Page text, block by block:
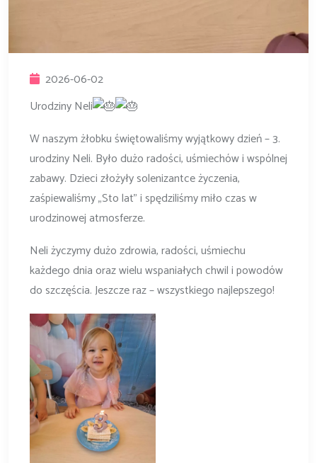
2026-06-02
Urodziny Neli
W naszym żłobku świętowaliśmy wyjątkowy dzień – 3.
urodziny Neli. Było dużo radości, uśmiechów i wspólnej
zabawy. Dzieci złożyły solenizantce życzenia,
zaśpiewaliśmy „Sto lat” i spędziliśmy miło czas w
urodzinowej atmosferze.
Neli życzymy dużo zdrowia, radości, uśmiechu
każdego dnia oraz wielu wspaniałych chwil i powodów
do szczęścia. Jeszcze raz – wszystkiego najlepszego!